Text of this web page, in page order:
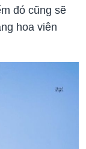
đó cũng sẽ
hoa viên